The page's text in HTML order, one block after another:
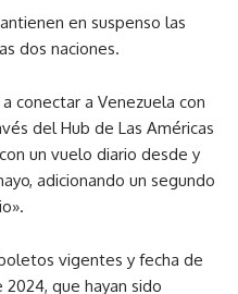
en suspenso las
dos naciones.
conectar a Venezuela con
del Hub de Las Américas
un vuelo diario desde y
adicionando un segundo
vigentes y fecha de
que hayan sido